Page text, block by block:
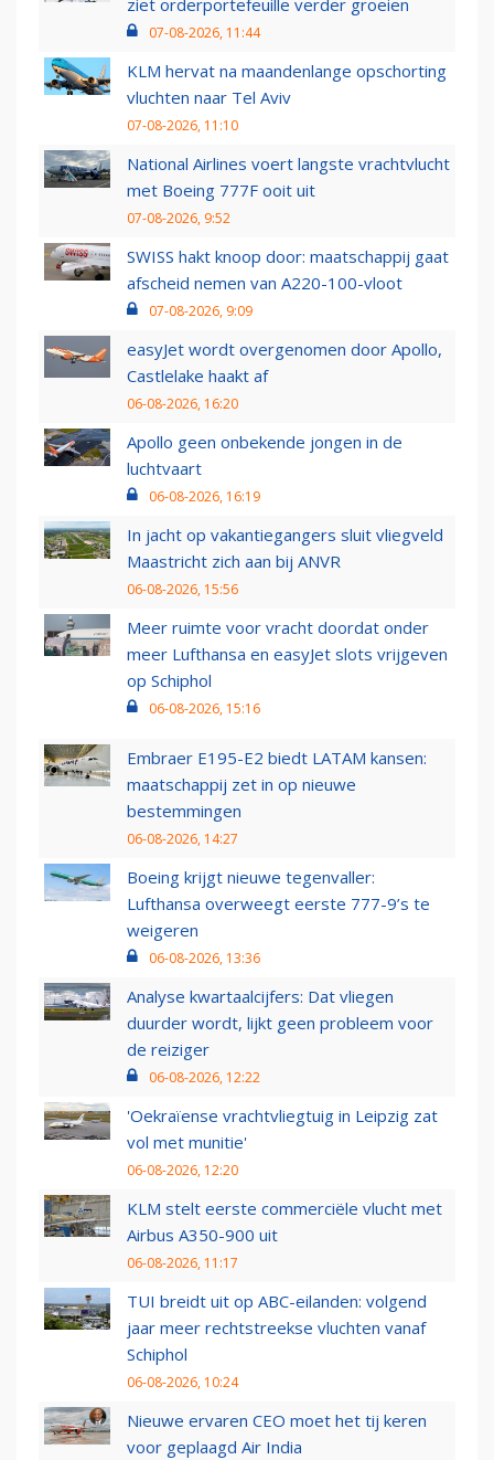
ziet orderportefeuille verder groeien
07-08-2026, 11:44
KLM hervat na maandenlange opschorting
vluchten naar Tel Aviv
07-08-2026, 11:10
National Airlines voert langste vrachtvlucht
met Boeing 777F ooit uit
07-08-2026, 9:52
SWISS hakt knoop door: maatschappij gaat
afscheid nemen van A220-100-vloot
07-08-2026, 9:09
easyJet wordt overgenomen door Apollo,
Castlelake haakt af
06-08-2026, 16:20
Apollo geen onbekende jongen in de
luchtvaart
06-08-2026, 16:19
In jacht op vakantiegangers sluit vliegveld
Maastricht zich aan bij ANVR
06-08-2026, 15:56
Meer ruimte voor vracht doordat onder
meer Lufthansa en easyJet slots vrijgeven
op Schiphol
06-08-2026, 15:16
Embraer E195-E2 biedt LATAM kansen:
maatschappij zet in op nieuwe
bestemmingen
06-08-2026, 14:27
Boeing krijgt nieuwe tegenvaller:
Lufthansa overweegt eerste 777-9’s te
weigeren
06-08-2026, 13:36
Analyse kwartaalcijfers: Dat vliegen
duurder wordt, lijkt geen probleem voor
de reiziger
06-08-2026, 12:22
'Oekraïense vrachtvliegtuig in Leipzig zat
vol met munitie'
06-08-2026, 12:20
KLM stelt eerste commerciële vlucht met
Airbus A350-900 uit
06-08-2026, 11:17
TUI breidt uit op ABC-eilanden: volgend
jaar meer rechtstreekse vluchten vanaf
Schiphol
06-08-2026, 10:24
Nieuwe ervaren CEO moet het tij keren
voor geplaagd Air India